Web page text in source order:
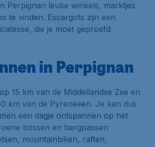
Perpignan leuke winkels, marktjes
te vinden. Escargots zijn een
die je moet geproefd
in Perpignan
15 km van de Middellandse Zee en
km van de Pyreneeën. Je kan dus
een dagje ontspannen op het
bossen en bergpassen
mountainbiken, raften,